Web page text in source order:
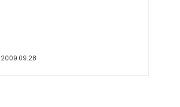
2009.09.28